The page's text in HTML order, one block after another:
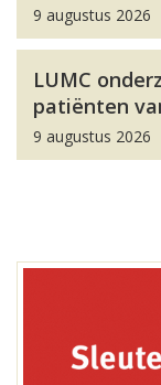
9 augustus 2026
LUMC
patiënten
9 augustus 2026